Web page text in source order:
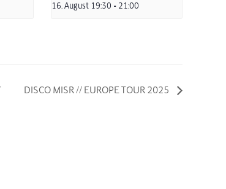
16. August 19:30 - 21:00
DISCO MISR // EUROPE TOUR 2025